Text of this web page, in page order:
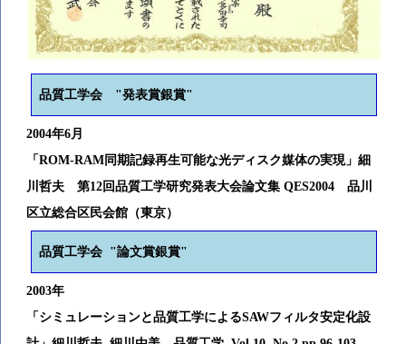
品質工学会 "発表賞銀賞"
2004年6月
「ROM-RAM同期記録再生可能な光ディスク媒体の実現」細
川哲夫 第12回品質工学研究発表大会論文集 QES2004 品川
区立総合区民会館（東京）
品質工学会 "論文賞銀賞"
2003年
「シミュレーションと品質工学によるSAWフィルタ安定化設